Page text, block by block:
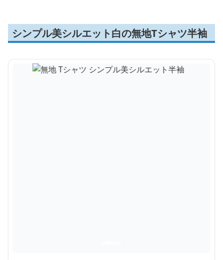
シンプル美シルエット白の無地Tシャツ半袖